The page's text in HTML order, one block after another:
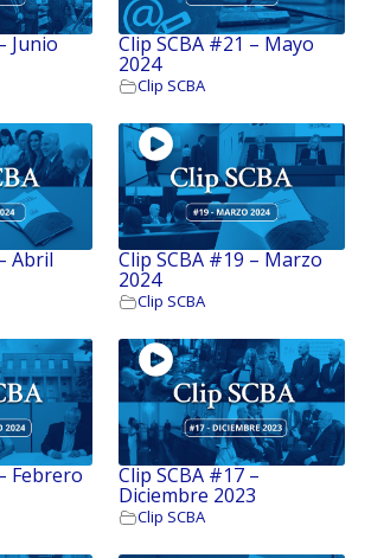
Junio Clip SCBA #21 – Mayo
2024
Clip SCBA
Abril Clip SCBA #19 – Marzo
2024
Clip SCBA
Febrero Clip SCBA #17 –
Diciembre 2023
Clip SCBA